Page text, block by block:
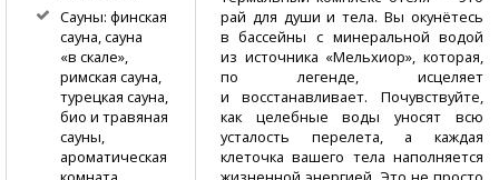
рай для души и тела. Вы окунётесь
в бассейны с минеральной водой
из источника «Мельхиор», которая,
по легенде, исцеляет
и восстанавливает. Почувствуйте,
как целебные воды уносят всю
усталость перелета, а каждая
клеточка вашего тела наполняется
Сауны: финская
сауна, сауна
«в скале»,
римская сауна,
турецкая сауна,
био и травяная
сауны,
ароматическая